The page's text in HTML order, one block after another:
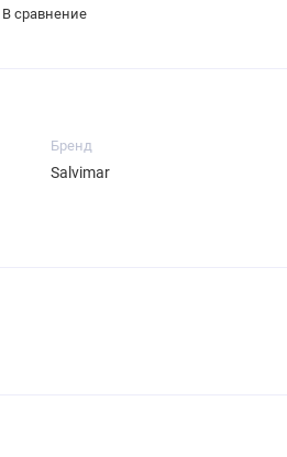
В сравнение
Бренд
Salvimar